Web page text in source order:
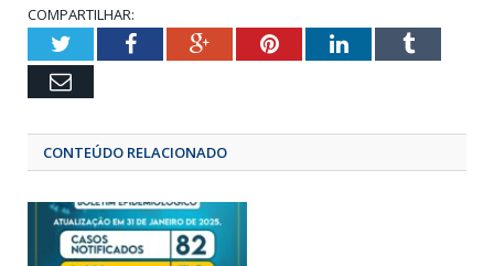
COMPARTILHAR:
TwitterFacebookGoogle+Pinterest
LinkedIn
Email
CONTEÚDO RELACIONADO